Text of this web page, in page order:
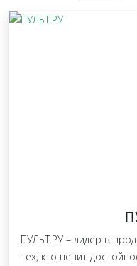
ПУЛЬТ.РУ – лидер в
тех, кто ценит